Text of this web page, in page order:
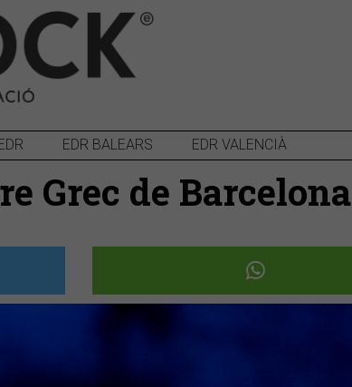
EDR BALEARS EDR VALENCIÀ
Grec de Barcelona